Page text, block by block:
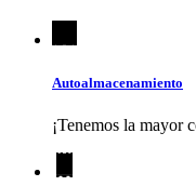
Autoalmacenamiento
¡Tenemos la mayor